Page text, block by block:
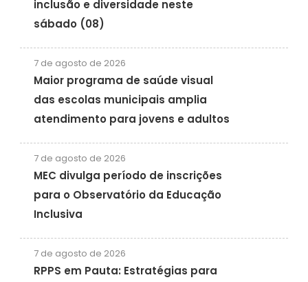
inclusão e diversidade neste
sábado (08)
7 de agosto de 2026
Maior programa de saúde visual
das escolas municipais amplia
atendimento para jovens e adultos
7 de agosto de 2026
MEC divulga período de inscrições
para o Observatório da Educação
Inclusiva
7 de agosto de 2026
RPPS em Pauta: Estratégias para